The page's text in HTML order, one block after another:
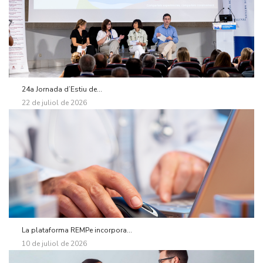
24a Jornada d’Estiu de...
22 de juliol de 2026
La plataforma REMPe incorpora...
10 de juliol de 2026